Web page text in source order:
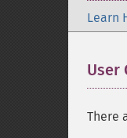
Learn
User
There